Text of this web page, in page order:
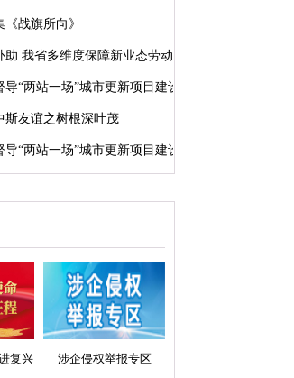
战旗所向》
我省多维度保障新业态劳动者...
“两站一场”城市更新项目建设
斯友谊之树根深叶茂
“两站一场”城市更新项目建设
复兴
涉企侵权举报专区